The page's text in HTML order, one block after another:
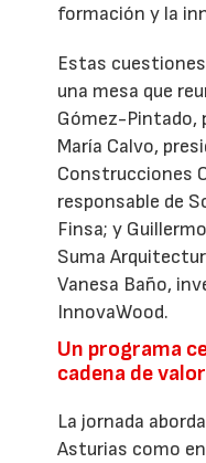
formación y la
Estas
una mesa que
Gómez-Pintado,
María Calvo,
Construcciones
responsable de
Finsa; y
Suma
Vanesa Baño,
InnovaWood.
Un programa
cadena de valor
La jornada
Asturias como